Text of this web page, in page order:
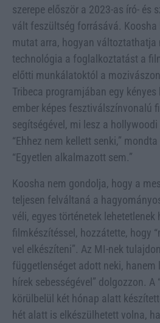
szerepe először a 2023-as író- és
vált feszültség forrásává. Koosha
mutat arra, hogyan változtathatja
technológia a foglalkoztatást a
előtti munkálatoktól a
Tribeca programjában egy
ember képes fesztiválszínvonalú
segítségével, mi lesz a
“Ehhez nem kellett senki,”
“Egyetlen alkalmazott sem.”
Koosha nem gondolja, hogy a
teljesen felváltaná a
véli, egyes történetek
filmkészítéssel, hozzátette, hogy
vel elkészíteni”. Az MI-nek
függetlenséget adott neki, hanem
hírek sebességével” dolgozzon. A
körülbelül két hónap alatt
hét alatt is elkészülhetett volna,